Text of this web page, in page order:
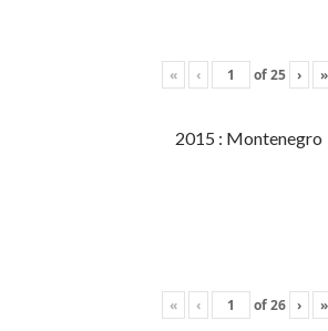
« ‹ of25 › »
2015 : Montenegro
« ‹ of26 › »